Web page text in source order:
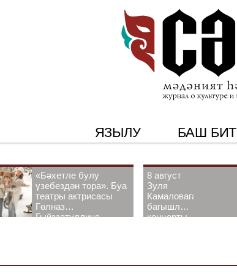
ЯЗЫЛУ БАШ БИТ
«Бәхетле булу
үзебездән тора». Буа
театры актрисасы
Гөлназ
Гыйззәтуллина-
8 август
Зуля
Камаловага
багышлау
концерты